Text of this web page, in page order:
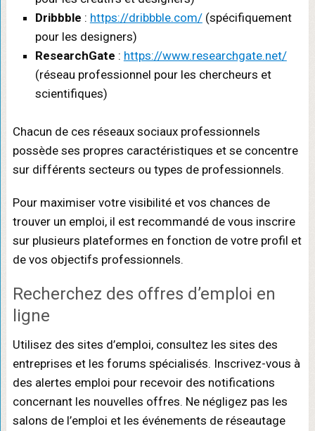
Dribbble : https://dribbble.com/(spécifiquement
pour les designers)
ResearchGate : https://www.researchgate.net/
(réseau professionnel pour les chercheurs et
scientifiques)
Chacun de ces réseaux sociaux professionnels
possède ses propres caractéristiques et se concentre
sur différents secteurs ou types de professionnels.
Pour maximiser votre visibilité et vos chances de
trouver un emploi, il est recommandé de vous inscrire
sur plusieurs plateformes en fonction de votre profil et
de vos objectifs professionnels.
Recherchez des offres d’emploi en
ligne
Utilisez des sites d’emploi, consultez les sites des
entreprises et les forums spécialisés. Inscrivez-vous à
des alertes emploi pour recevoir des notifications
concernant les nouvelles offres. Ne négligez pas les
salons de l’emploi et les événements de réseautage